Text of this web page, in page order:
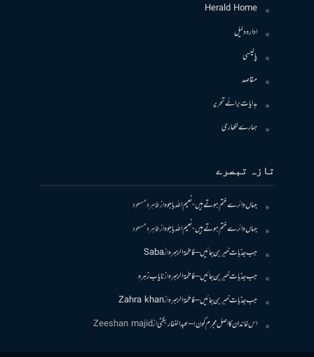
Herald Home
ادارہ دلیل
پالیسی
مقاصد
ہدایات برائے تحریر
ہمارے لکھاری
تازہ تبصرے
جہاں دائرے ختم ہوتے ہیں- نعیم اللہ باجوہازطاہرہ مسعود
جہاں دائرے ختم ہوتے ہیں- نعیم اللہ باجوہازطاہرہ مسعود
جب جذبات خبر بن جائیں – فاطمۃالزہرہازSaba
جب جذبات خبر بن جائیں – فاطمۃالزہرہازنایاب زہرہ
جب جذبات خبر بن جائیں – فاطمۃالزہرہازZahra khan
اس خاندان کا اصل مجرم کون! – عبدالغفار بگٹیازZeeshan majid